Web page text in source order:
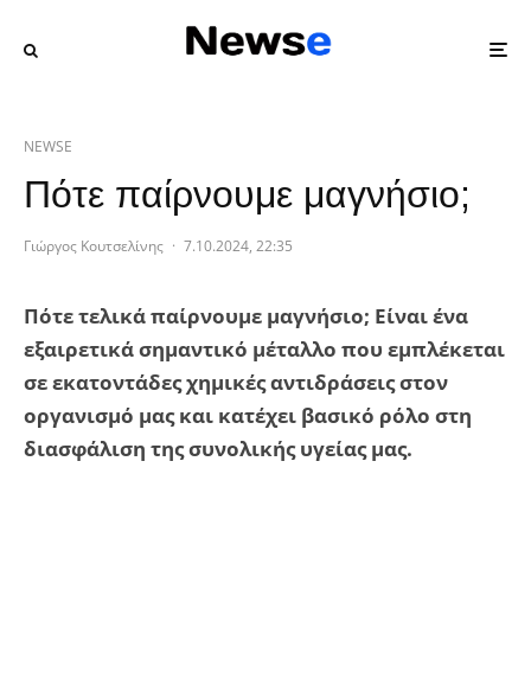
NEWSE
Πότε παίρνουμε μαγνήσιο;
Γιώργος Κουτσελίνης · 7.10.2024, 22:35
Πότε τελικά παίρνουμε μαγνήσιο; Είναι ένα
εξαιρετικά σημαντικό μέταλλο που εμπλέκεται
σε εκατοντάδες χημικές αντιδράσεις στον
οργανισμό μας και κατέχει βασικό ρόλο στη
διασφάλιση της συνολικής υγείας μας.